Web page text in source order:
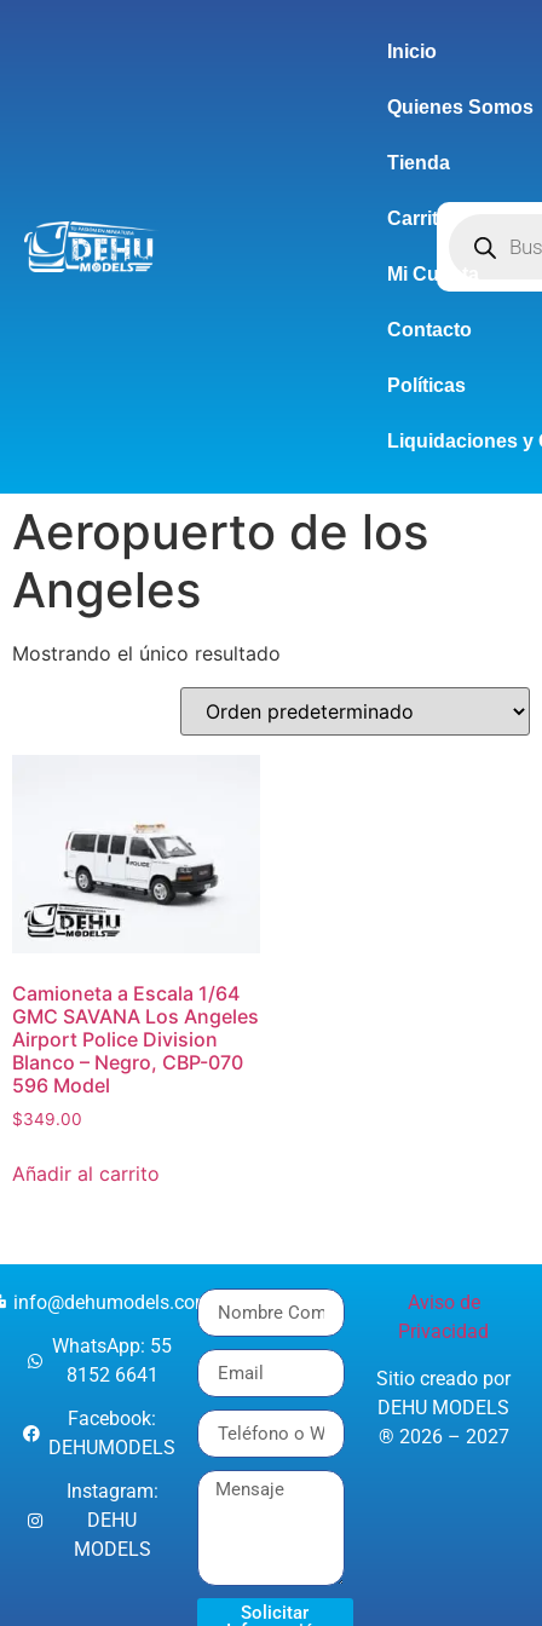
Inicio
Quienes Somos
Tienda
Carrito
Mi Cuenta
Contacto
Políticas
Liquidaciones y
Aeropuerto de los
Angeles
Mostrando el único resultado
Camioneta a Escala 1/64
GMC SAVANA Los Angeles
Airport Police Division
Blanco – Negro, CBP-070
596 Model
$349.00
Añadir al carrito
info@dehumodels.com
WhatsApp: 55
8152 6641
Facebook:
DEHUMODELS
Instagram:
DEHU
MODELS
Solicitar
Aviso de
Privacidad
Sitio creado por
DEHU MODELS
® 2026 – 2027